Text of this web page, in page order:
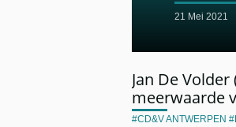
21 Mei 2021
Jan De
meerwaarde
CD&V ANTWERPEN